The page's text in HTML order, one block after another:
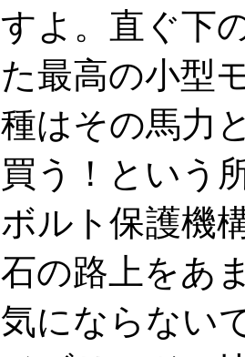
すよ。直ぐ下
た最高の小型
種はその馬力
買う！という
ボルト保護機
石の路上をあ
気にならない